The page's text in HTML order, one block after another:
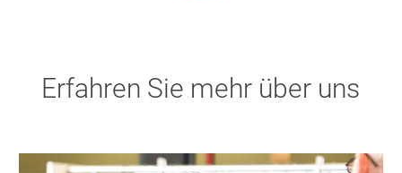
Erfahren Sie mehr über uns